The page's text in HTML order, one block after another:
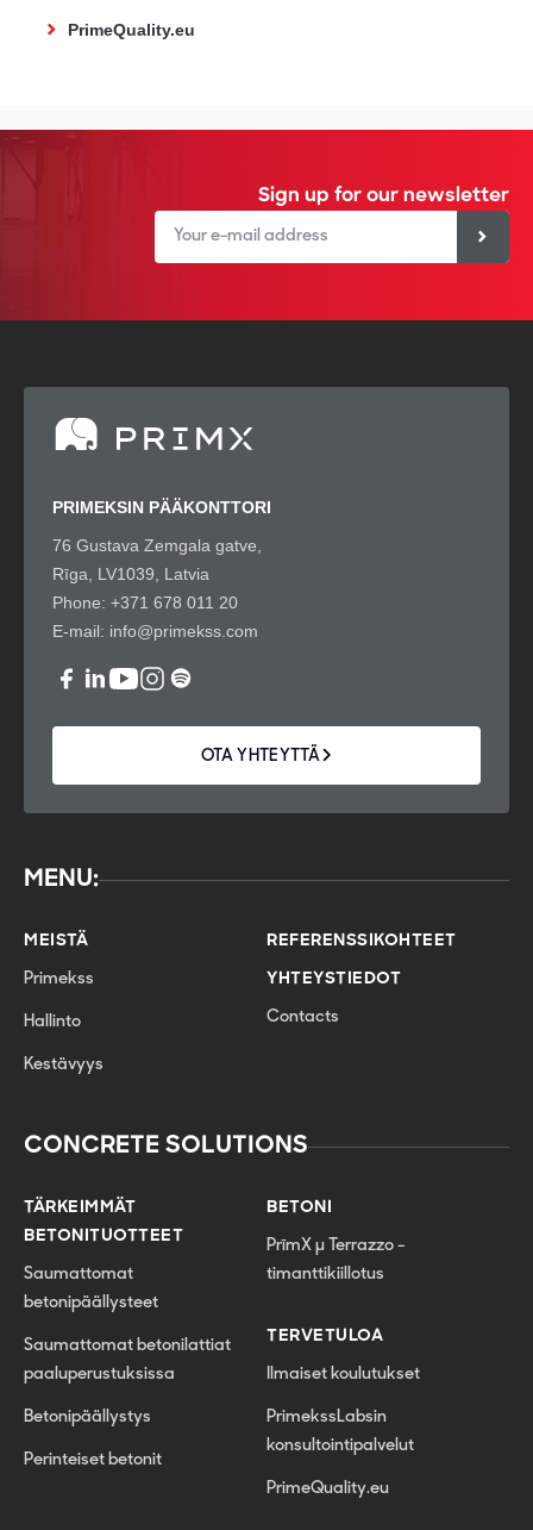
PrimeQuality.eu
Sign up for our newsletter
PRIMEKSIN PÄÄKONTTORI
76 Gustava Zemgala gatve,
Rīga, LV1039, Latvia
Phone: +371 678 011 20
E-mail: info@primekss.com
OTA YHTEYTTÄ
MENU:
MEISTÄ
Primekss
Hallinto
Kestävyys
REFERENSSIKOHTEET
YHTEYSTIEDOT
Contacts
CONCRETE SOLUTIONS
TÄRKEIMMÄT
BETONITUOTTEET
Saumattomat
betonipäällysteet
Saumattomat betonilattiat
paaluperustuksissa
Betonipäällystys
Perinteiset betonit
BETONI
PrīmX µ Terrazzo -
timanttikiillotus
TERVETULOA
Ilmaiset koulutukset
PrimekssLabsin
konsultointipalvelut
PrimeQuality.eu